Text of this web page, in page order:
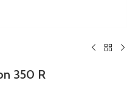
350 R